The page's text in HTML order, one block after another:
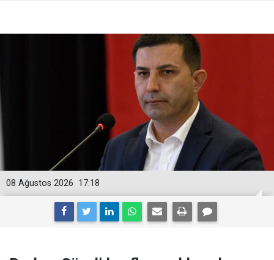
17:18
08 Ağustos 2026